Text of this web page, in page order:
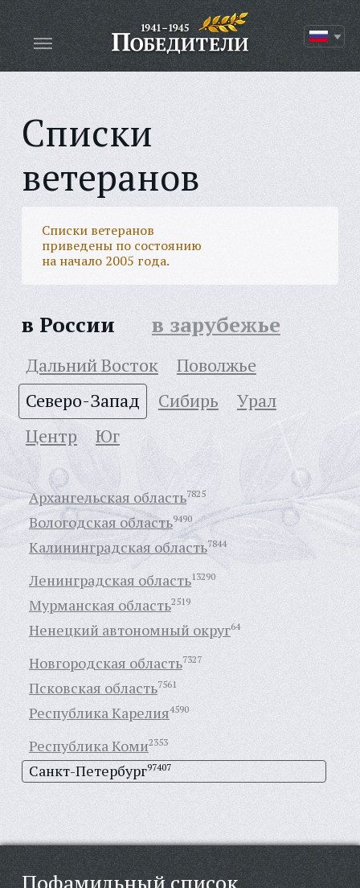
Списки
ветеранов
Списки ветеранов
приведены по состоянию
на начало 2005 года.
в России в зарубежье
Дальний Восток
Поволжье
Северо-Запад
Сибирь
Урал
Центр
Юг
Архангельская область7825
Вологодская область9490
Калининградская область7844
Ленинградская область13290
Мурманская область2519
Ненецкий автономный округ64
Новгородская область7327
Псковская область7561
Республика Карелия4590
Республика Коми2353
Санкт-Петербург97407
Пофамильный список